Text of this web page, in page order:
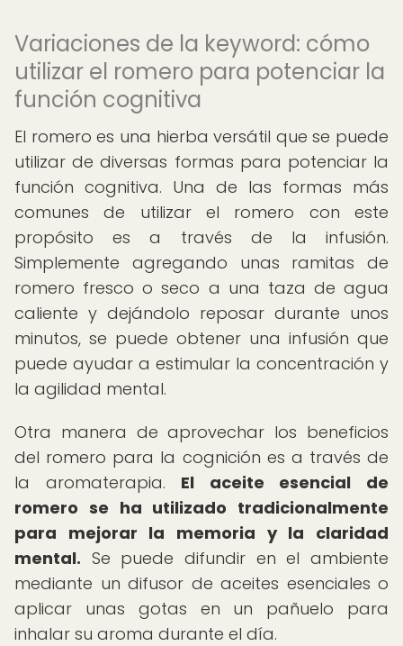
Variaciones de la keyword: cómo
utilizar el romero para potenciar la
función cognitiva
El romero es una hierba versátil que se puede
utilizar de diversas formas para potenciar la
función cognitiva. Una de las formas más
comunes de utilizar el romero con este
propósito es a través de la infusión.
Simplemente agregando unas ramitas de
romero fresco o seco a una taza de agua
caliente y dejándolo reposar durante unos
minutos, se puede obtener una infusión que
puede ayudar a estimular la concentración y
la agilidad mental.
Otra manera de aprovechar los beneficios
del romero para la cognición es a través de
la aromaterapia. El aceite esencial de
romero se ha utilizado tradicionalmente
para mejorar la memoria y la claridad
mental. Se puede difundir en el ambiente
mediante un difusor de aceites esenciales o
aplicar unas gotas en un pañuelo para
inhalar su aroma durante el día.